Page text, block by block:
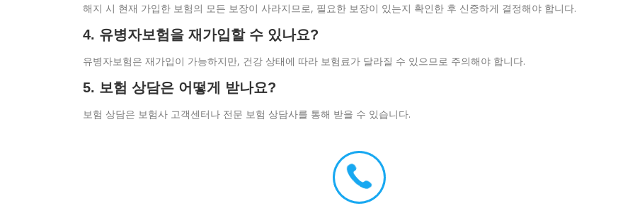
해지 시 현재 가입한 보험의 모든 보장이 사라지므로, 필요한 보장이 있는지 확인한 후 신중하게 결정해야 합니다.
4. 유병자보험을 재가입할 수 있나요?
유병자보험은 재가입이 가능하지만, 건강 상태에 따라 보험료가 달라질 수 있으므로 주의해야 합니다.
5. 보험 상담은 어떻게 받나요?
보험 상담은 보험사 고객센터나 전문 보험 상담사를 통해 받을 수 있습니다.